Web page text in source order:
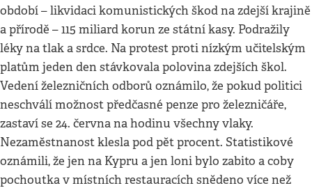
období – likvidaci komunistických škod na zdejší krajině
a přírodě – 115 miliard korun ze státní kasy. Podražily
léky na tlak a srdce. Na protest proti nízkým učitelským
platům jeden den stávkovala polovina zdejších škol.
Vedení železničních odborů oznámilo, že pokud politici
neschválí možnost předčasné penze pro železničáře,
zastaví se 24. června na hodinu všechny vlaky.
Nezaměstnanost klesla pod pět procent. Statistikové
oznámili, že jen na Kypru a jen loni bylo zabito a coby
pochoutka v místních restauracích snědeno více než